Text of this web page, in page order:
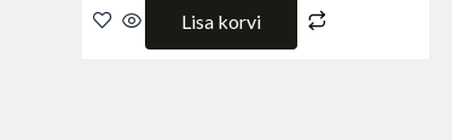
Lisa korvi